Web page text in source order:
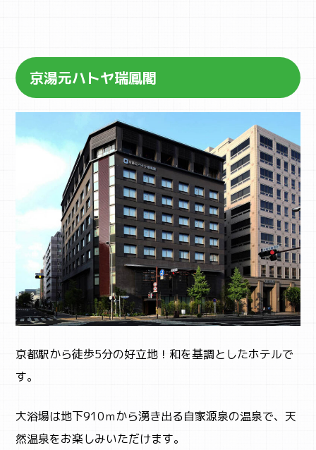
京湯元ハトヤ瑞鳳閣
京都駅から徒歩5分の好立地！和を基調としたホテルで
す。
大浴場は地下910ｍから湧き出る自家源泉の温泉で、天
然温泉をお楽しみいただけます。